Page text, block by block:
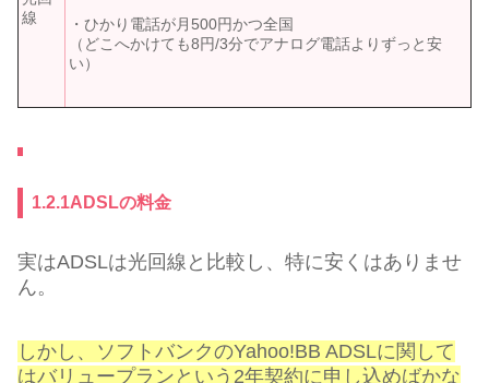
線
・ひかり電話が月500円かつ全国
（どこへかけても8円/3分でアナログ電話よりずっと安
い）
1.2.1ADSLの料金
実はADSLは光回線と比較し、特に安くはありませ
ん。
しかし、ソフトバンクのYahoo!BB ADSLに関して
はバリュープランという2年契約に申し込めばかな